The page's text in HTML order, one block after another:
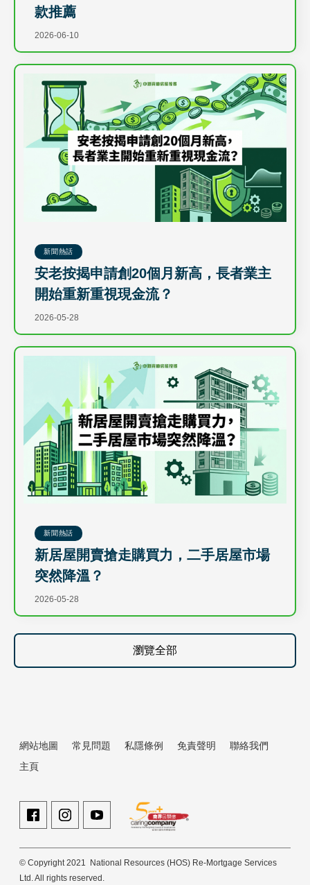
款推薦
2026-06-10
新聞熱話
安老按揭申請創20個月新高，長者業主
開始重新重視現金流？
2026-05-28
新聞熱話
新居屋開賣搶走購買力，二手居屋市場
突然降溫？
2026-05-28
瀏覽全部
網站地圖 常見問題 私隱條例 免責聲明
聯絡我們
主頁
© Copyright 2021 National Resources (HOS) Re-Mortgage Services
Ltd. All rights reserved.